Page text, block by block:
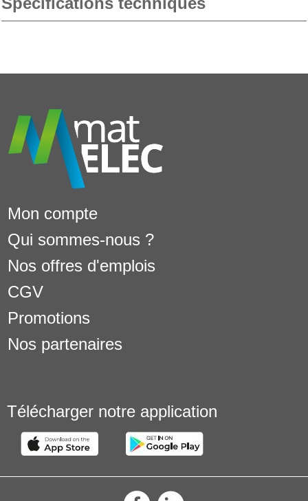
Mon compte
Qui sommes-nous ?
Nos offres d'emplois
CGV
Promotions
Nos partenaires
Télécharger notre application